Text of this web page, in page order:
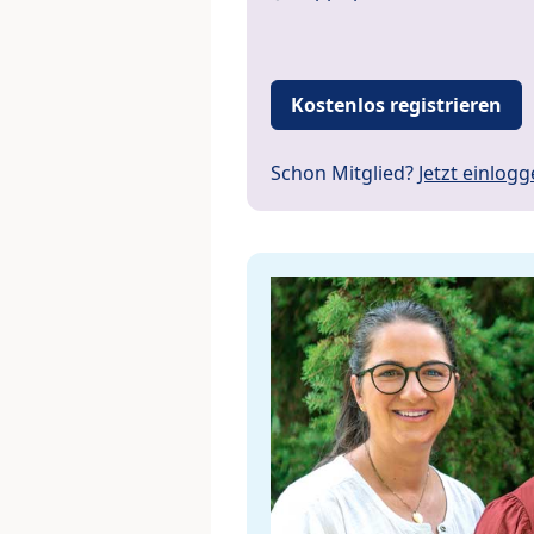
Kostenlos registrieren
Schon Mitglied? Jetzt